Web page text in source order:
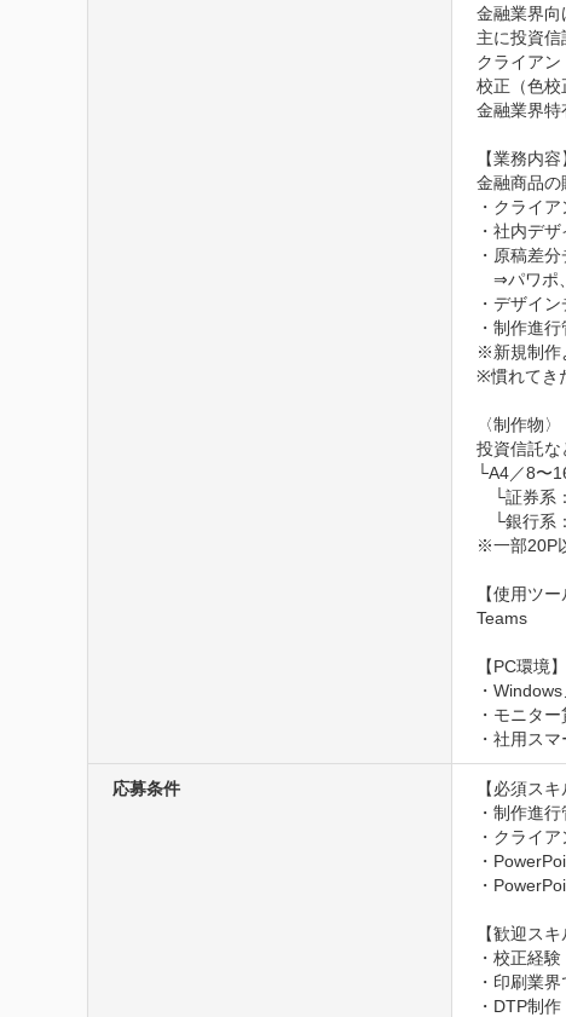
金融業界向
主に投資信
クライアン
校正（色校
金融業界特
【業務内容
金融商品の
・クライ
・社内デ
・原稿差
⇒パワポ
・デザイ
・制作進
※新規制作
※慣れてき
〈制作物〉
投資信託な
└A4／8〜
└証券系
└銀行系
※一部20P
【使用ツー
Teams
【PC環境】
・
・モニタ
・社用ス
応募条件
【必須スキ
・制作進
・クライ
・
・
【歓迎スキ
・校正経験
・印刷業
・DTP制